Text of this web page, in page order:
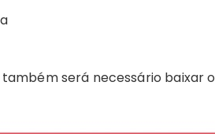
também será necessário baixar o